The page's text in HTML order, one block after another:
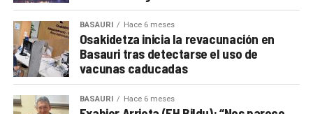
BASAURI Hace 6 meses
Osakidetza inicia la revacunación en
Basauri tras detectarse el uso de
vacunas caducadas
BASAURI Hace 6 meses